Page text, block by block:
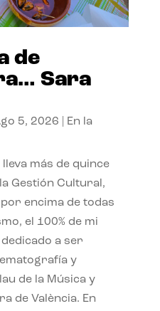
de
Sara
5, 2026
En la
más de quince
Gestión Cultural,
encima de todas
el 100% de mi
a ser
y
de la Música y
de València. En